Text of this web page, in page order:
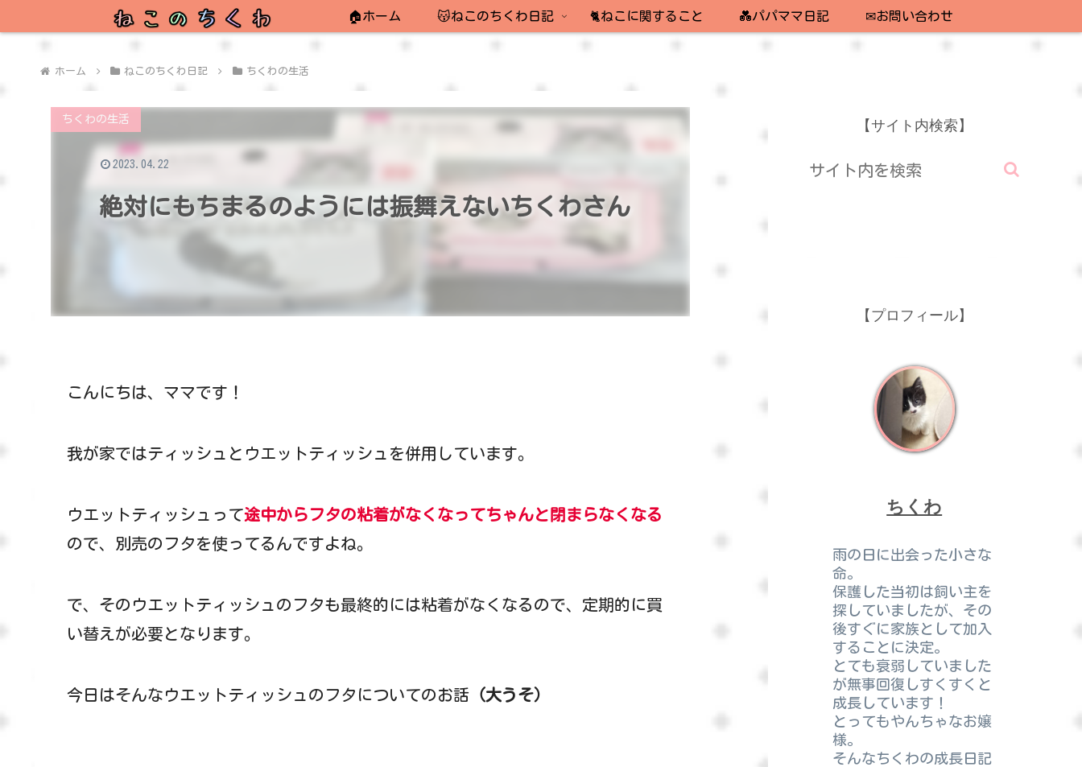
🏠ホーム 😽ねこのちくわ日記 🐈ねこに関すること 💑パパママ日記 ✉お問い合わせ
ホーム ねこのちくわ日記 ちくわの生活
絶対にもちまるのようには振舞えないちくわさん
ちくわの生活
2023.04.22
こんにちは、ママです！
我が家ではティッシュとウエットティッシュを併用しています。
ウエットティッシュって途中からフタの粘着がなくなってちゃんと閉まらなくなる
ので、別売のフタを使ってるんですよね。
で、そのウエットティッシュのフタも最終的には粘着がなくなるので、定期的に買
い替えが必要となります。
今日はそんなウエットティッシュのフタについてのお話（大うそ）
【サイト内検索】
【プロフィール】
ちくわ
雨の日に出会った小さな
命。
保護した当初は飼い主を
探していましたが、その
後すぐに家族として加入
することに決定。
とても衰弱していました
が無事回復しすくすくと
成長しています！
とってもやんちゃなお嬢
様。
そんなちくわの成長日記